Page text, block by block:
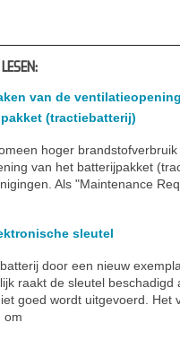
van de
(tractiebatterij)
hoger
van het batterijpakket
Als "Maintenance
sleutel
door een nieuw
raakt de sleutel beschadigd
goed wordt uitgevoerd. Het
om